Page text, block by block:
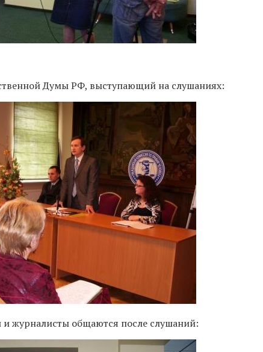
Думы РФ, выступающий на слушаниях:
журналисты общаются после слушаний: